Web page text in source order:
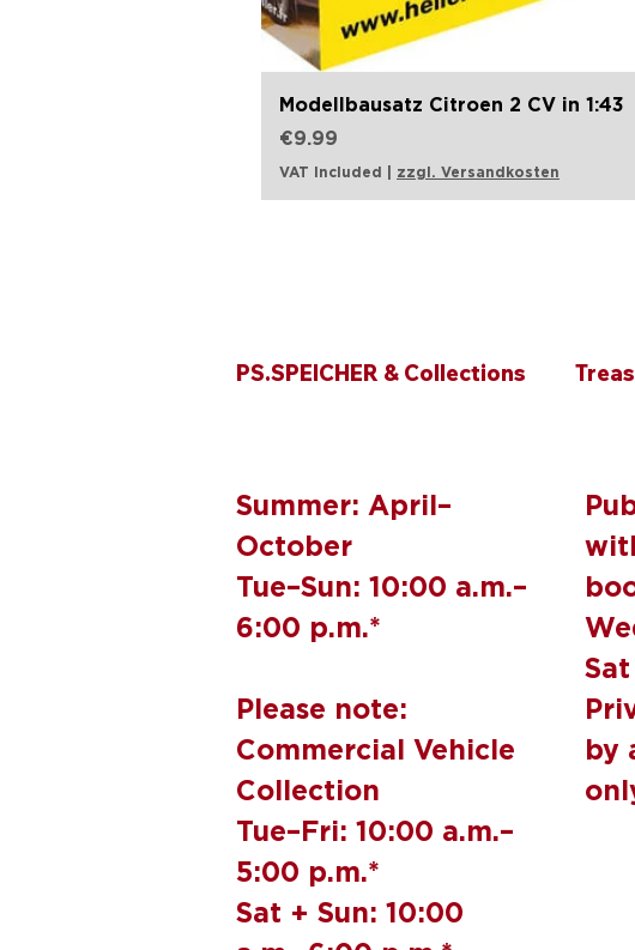
Modellbausatz Citroen 2 CV in 1:43
Price
€9.99
VAT Included zzgl. Versandkosten
PS.SPEICHER & Collections
Summer: April–
October
Tue–Sun: 10:00 a.m.–
6:00 p.m.*
Please note:
Commercial Vehicle
Collection
Tue–Fri: 10:00 a.m.–
5:00 p.m.*
Sat + Sun: 10:00
by